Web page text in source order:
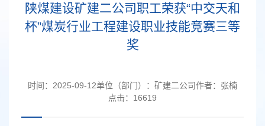
陕煤建设矿建二公司职工荣获“中交天和
杯”煤炭行业工程建设职业技能竞赛三等
奖
时间： 2025-09-12单位（部门）： 矿建二公司作者： 张楠
点击： 16619